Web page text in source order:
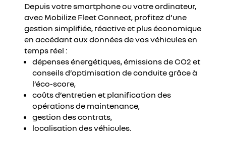
Depuis votre smartphone ou votre ordinateur,
avec Mobilize Fleet Connect, profitez d’une
gestion simplifiée, réactive et plus économique
en accédant aux données de vos véhicules en
temps réel :
dépenses énergétiques, émissions de CO2 et
conseils d’optimisation de conduite grâce à
l’éco-score,
coûts d’entretien et planification des
opérations de maintenance,
gestion des contrats,
localisation des véhicules.